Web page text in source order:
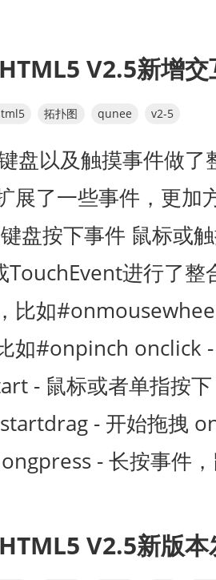
V2.5新增交
拓扑图 qunee v2-5
盘以及触摸事件做了
展了一些事件，更加
盘按下事件 鼠标或
TouchEvent进行了整
比如
如#onpinch onclick
- 鼠标或者单指按
- 开始拖拽
- 长按事件
V2.5新版本